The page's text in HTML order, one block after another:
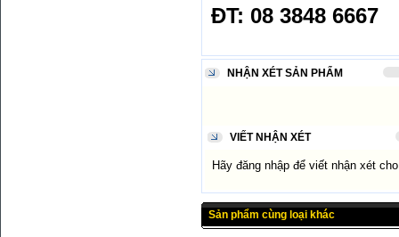
ĐT: 08 3848 6667
NHẬN XÉT SẢN PHẨM
VIẾT NHẬN XÉT
Hãy đăng nhập để viết nhận xét
Sản phẩm cùng loại khác